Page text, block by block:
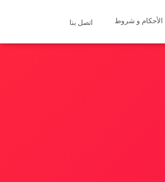
الأحكام و شروط اتصل بنا